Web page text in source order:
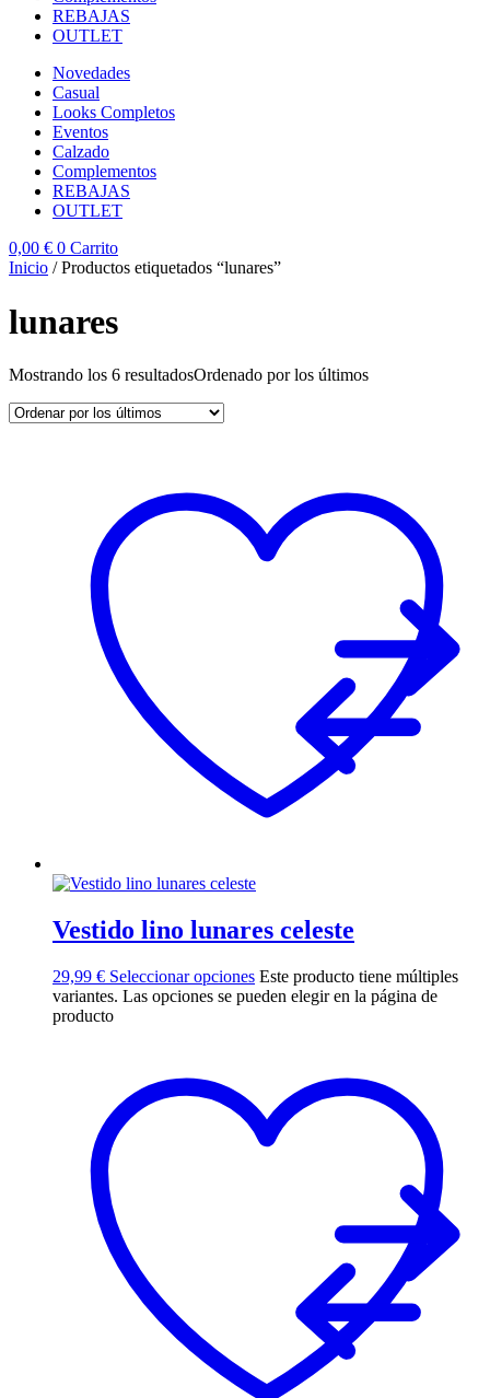
REBAJAS
OUTLET
Novedades
Casual
Looks Completos
Eventos
Calzado
Complementos
REBAJAS
OUTLET
0,00 € 0 Carrito
Inicio / Productos etiquetados “lunares”
lunares
Mostrando los 6 resultadosOrdenado por los últimos
Vestido lino lunares celeste
29,99 € Seleccionar opciones Este producto tiene múltiples
variantes. Las opciones se pueden elegir en la página de
producto